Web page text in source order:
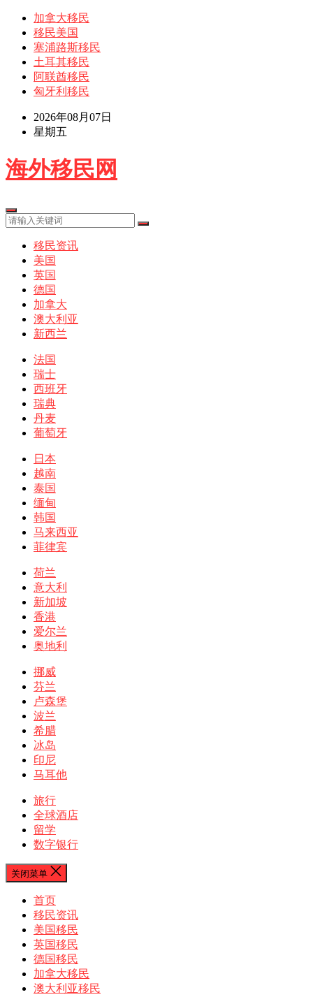
加拿大移民
移民美国
塞浦路斯移民
土耳其移民
阿联酋移民
匈牙利移民
2026年08月07日
星期五
海外移民网
移民资讯
美国
英国
德国
加拿大
澳大利亚
新西兰
法国
瑞士
西班牙
瑞典
丹麦
葡萄牙
日本
越南
泰国
缅甸
韩国
马来西亚
菲律宾
荷兰
意大利
新加坡
香港
爱尔兰
奥地利
挪威
芬兰
卢森堡
波兰
希腊
冰岛
印尼
马耳他
旅行
全球酒店
留学
数字银行
关闭菜单
首页
移民资讯
美国移民
英国移民
德国移民
加拿大移民
澳大利亚移民